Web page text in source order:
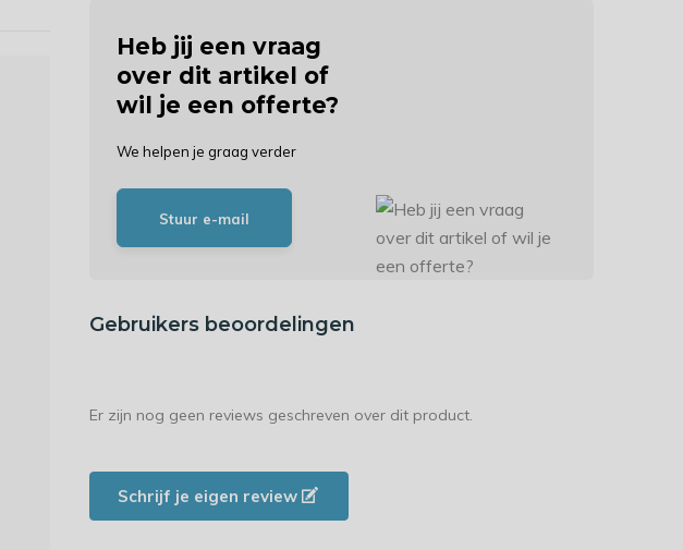
Heb jij een vraag
over dit artikel of
wil je een offerte?
We helpen je graag verder
Stuur e-mail
Gebruikers beoordelingen
Er zijn nog geen reviews geschreven over dit product.
Schrijf je eigen review